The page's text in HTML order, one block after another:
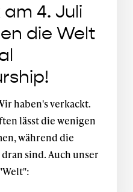
4. Juli
die Welt
haben's verkackt.
lässt die wenigen
während die
sind. Auch unser